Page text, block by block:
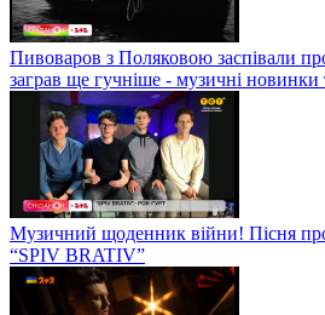
Пивоваров з Поляковою заспівали
заграв ще гучніше - музичні
Музичний щоденник війни! Пісня
“SPIV BRATIV”